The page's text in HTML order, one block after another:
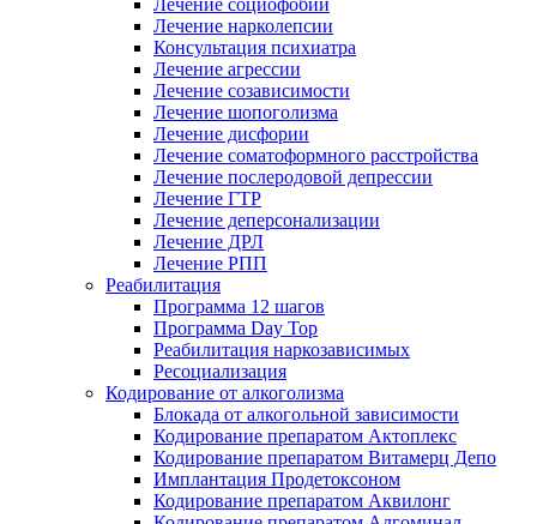
Лечение социофобии
Лечение нарколепсии
Консультация психиатра
Лечение агрессии
Лечение созависимости
Лечение шопоголизма
Лечение дисфории
Лечение соматоформного расстройства
Лечение послеродовой депрессии
Лечение ГТР
Лечение деперсонализации
Лечение ДРЛ
Лечение РПП
Реабилитация
Программа 12 шагов
Программа Day Top
Реабилитация наркозависимых
Ресоциализация
Кодирование от алкоголизма
Блокада от алкогольной зависимости
Кодирование препаратом Актоплекс
Кодирование препаратом Витамерц Депо
Имплантация Продетоксоном
Кодирование препаратом Аквилонг